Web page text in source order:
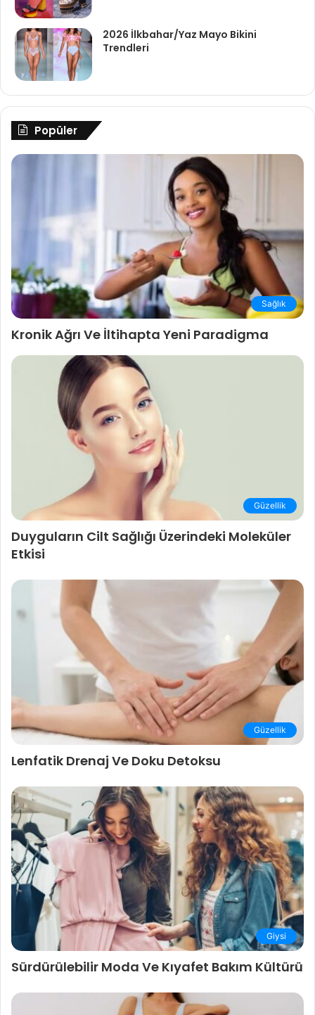
2026 İlkbahar/Yaz Mayo Bikini
Trendleri
Popüler
Sağlık
Kronik Ağrı Ve İltihapta Yeni Paradigma
Güzellik
Duyguların Cilt Sağlığı Üzerindeki Moleküler
Etkisi
Güzellik
Lenfatik Drenaj Ve Doku Detoksu
Giysi
Sürdürülebilir Moda Ve Kıyafet Bakım Kültürü